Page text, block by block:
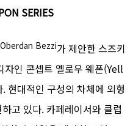
SERIES
Oberdan Bezzi가 제안한 스즈키
자인 콘셉트 옐로우 웨폰(Yell
대적인 구성의 차체에 외형
고 있다. 카페레이서와 클럽